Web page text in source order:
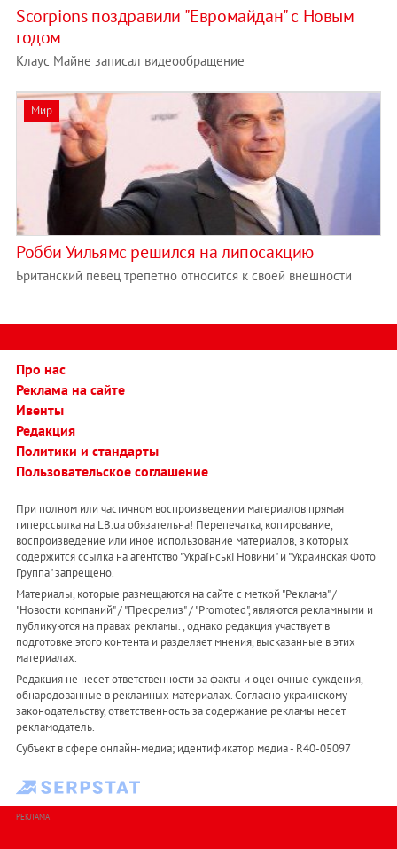
Scorpions поздравили "Евромайдан" с Новым
годом
Клаус Майне записал видеообращение
Мир
Робби Уильямс решился на липосакцию
Британский певец трепетно относится к своей внешности
Про нас
Реклама на сайте
Ивенты
Редакция
Политики и стандарты
Пользовательское соглашение
При полном или частичном воспроизведении материалов прямая
гиперссылка на LB.ua обязательна! Перепечатка, копирование,
воспроизведение или иное использование материалов, в которых
содержится ссылка на агентство "Українськi Новини" и "Украинская Фото
Группа" запрещено.
Материалы, которые размещаются на сайте с меткой "Реклама" /
"Новости компаний" / "Пресрелиз" / "Promoted", являются рекламными и
публикуются на правах рекламы. , однако редакция участвует в
подготовке этого контента и разделяет мнения, высказанные в этих
материалах.
Редакция не несет ответственности за факты и оценочные суждения,
обнародованные в рекламных материалах. Согласно украинскому
законодательству, ответственность за содержание рекламы несет
рекламодатель.
Субъект в сфере онлайн-медиа; идентификатор медиа - R40-05097
РЕКЛАМА